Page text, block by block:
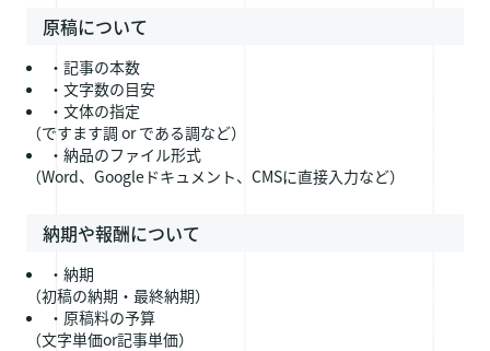
原稿について
・記事の本数
・文字数の目安
・文体の指定
（ですます調 or である調など）
・納品のファイル形式
（Word、Googleドキュメント、CMSに直接入力など）
納期や報酬について
・納期
（初稿の納期・最終納期）
・原稿料の予算
（文字単価or記事単価）